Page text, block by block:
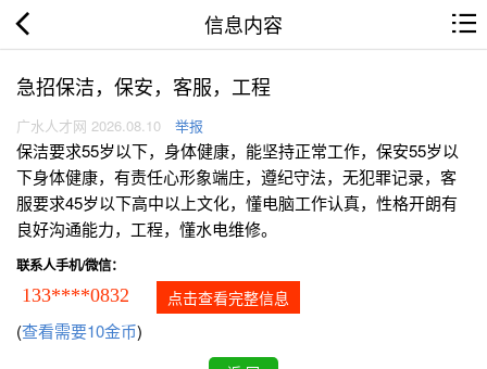
信息内容
急招保洁，保安，客服，工程
广水人才网 2026.08.10 举报
保洁要求55岁以下，身体健康，能坚持正常工作，保安55岁以
下身体健康，有责任心形象端庄，遵纪守法，无犯罪记录，客
服要求45岁以下高中以上文化，懂电脑工作认真，性格开朗有
良好沟通能力，工程，懂水电维修。
联系人手机/微信：
133****0832 点击查看完整信息
(查看需要10金币)